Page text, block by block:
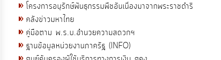
โครงการอนุรักษ์พันธุกรรมพืชอันเนื่องมาจากพระราชดำริ
คลังข่าวมหาไทย
คู่มือตาม พ.ร.บ.อำนวยความสดวกฯ
ฐานข้อมูลหน่วยงานภาครัฐ (INFO)